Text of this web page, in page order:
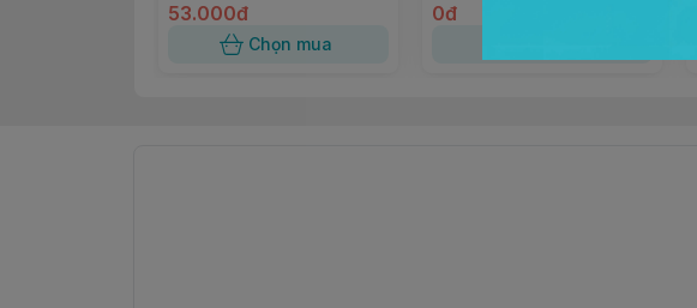
53.000đ
Chọn mua
0đ